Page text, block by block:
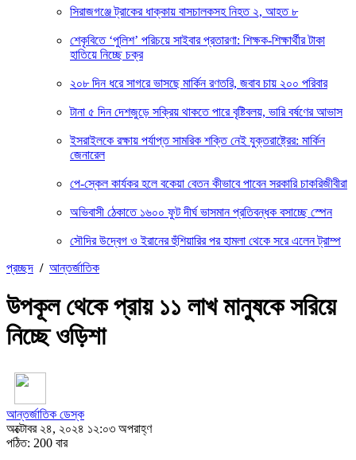
সিরাজগঞ্জে ট্রাকের ধাক্কায় বাসচালকসহ নিহত ২, আহত ৮
শেকৃবিতে ‘পুলিশ’ পরিচয়ে সাইবার প্রতারণা: শিক্ষক-শিক্ষার্থীর টাকা
হাতিয়ে নিচ্ছে চক্র
২০৮ দিন ধরে সাগরে ভাসছে মার্কিন রণতরি, জবাব চায় ২০০ পরিবার
টানা ৫ দিন দেশজুড়ে সক্রিয় থাকতে পারে বৃষ্টিবলয়, ভারি বর্ষণের আভাস
ইসরাইলকে রক্ষায় পর্যাপ্ত সামরিক শক্তি নেই যুক্তরাষ্ট্রের: মার্কিন
জেনারেল
পে-স্কেল কার্যকর হলে বকেয়া বেতন কীভাবে পাবেন সরকারি চাকরিজীবীরা
অভিবাসী ঠেকাতে ১৬০০ ফুট দীর্ঘ ভাসমান প্রতিবন্ধক বসাচ্ছে স্পেন
সৌদির উদ্বেগ ও ইরানের হুঁশিয়ারির পর হামলা থেকে সরে এলেন ট্রাম্প
প্রচ্ছদ / আন্তর্জাতিক
উপকূল থেকে প্রায় ১১ লাখ মানুষকে সরিয়ে
নিচ্ছে ওড়িশা
আন্তর্জাতিক ডেস্ক
অক্টোবর ২৪, ২০২৪ ১২:০৩ অপরাহ্ণ
পঠিত: 200 বার